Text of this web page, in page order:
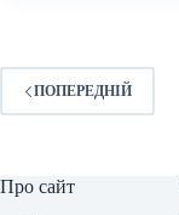
ПОПЕРЕДНІЙ
Про сайт